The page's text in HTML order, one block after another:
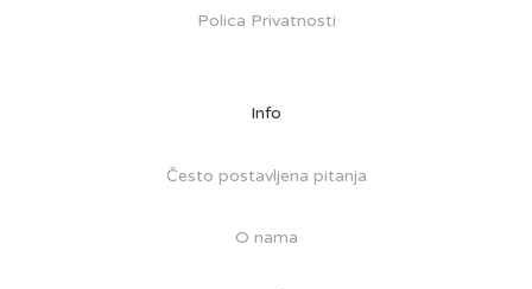
Polica Privatnosti
Info
Često postavljena pitanja
O nama